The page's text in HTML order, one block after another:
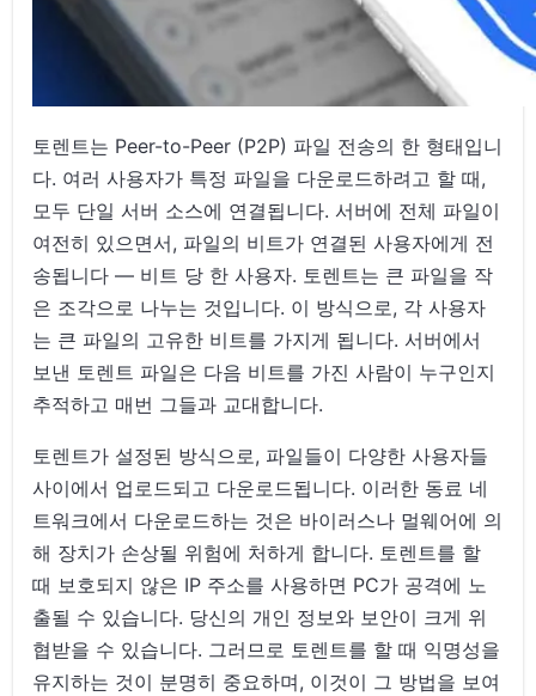
토렌트는 Peer-to-Peer (P2P) 파일 전송의 한 형태입니
다. 여러 사용자가 특정 파일을 다운로드하려고 할 때,
모두 단일 서버 소스에 연결됩니다. 서버에 전체 파일이
여전히 있으면서, 파일의 비트가 연결된 사용자에게 전
송됩니다 — 비트 당 한 사용자. 토렌트는 큰 파일을 작
은 조각으로 나누는 것입니다. 이 방식으로, 각 사용자
는 큰 파일의 고유한 비트를 가지게 됩니다. 서버에서
보낸 토렌트 파일은 다음 비트를 가진 사람이 누구인지
추적하고 매번 그들과 교대합니다.
토렌트가 설정된 방식으로, 파일들이 다양한 사용자들
사이에서 업로드되고 다운로드됩니다. 이러한 동료 네
트워크에서 다운로드하는 것은 바이러스나 멀웨어에 의
해 장치가 손상될 위험에 처하게 합니다. 토렌트를 할
때 보호되지 않은 IP 주소를 사용하면 PC가 공격에 노
출될 수 있습니다. 당신의 개인 정보와 보안이 크게 위
협받을 수 있습니다. 그러므로 토렌트를 할 때 익명성을
유지하는 것이 분명히 중요하며, 이것이 그 방법을 보여